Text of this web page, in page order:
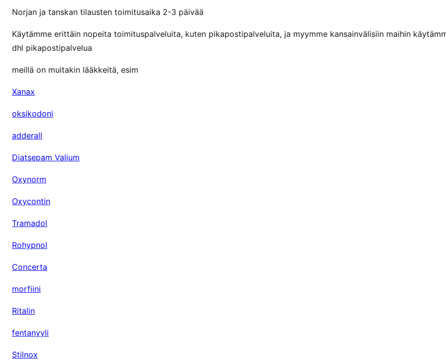
Norjan ja tanskan tilausten toimitusaika 2-3 päivää
Käytämme erittäin nopeita toimituspalveluita, kuten pikapostipalveluita, ja myymme kansainvälisiin maihin
dhl pikapostipalvelua
meillä on muitakin lääkkeitä, esim
Xanax
oksikodoni
adderall
Diatsepam Valium
Oxynorm
Oxycontin
Tramadol
Rohypnol
Concerta
morfiini
Ritalin
fentanyyli
Stilnox